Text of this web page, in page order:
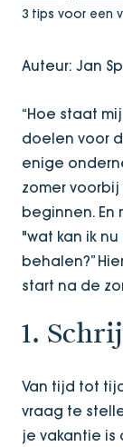
3 tips voor een
Auteur: Jan
“Hoe staat
doelen voor
enige
zomer
beginnen. En
"wat kan ik
behalen?”
start na de
1.
Van tijd tot
vraag te
je vakantie is